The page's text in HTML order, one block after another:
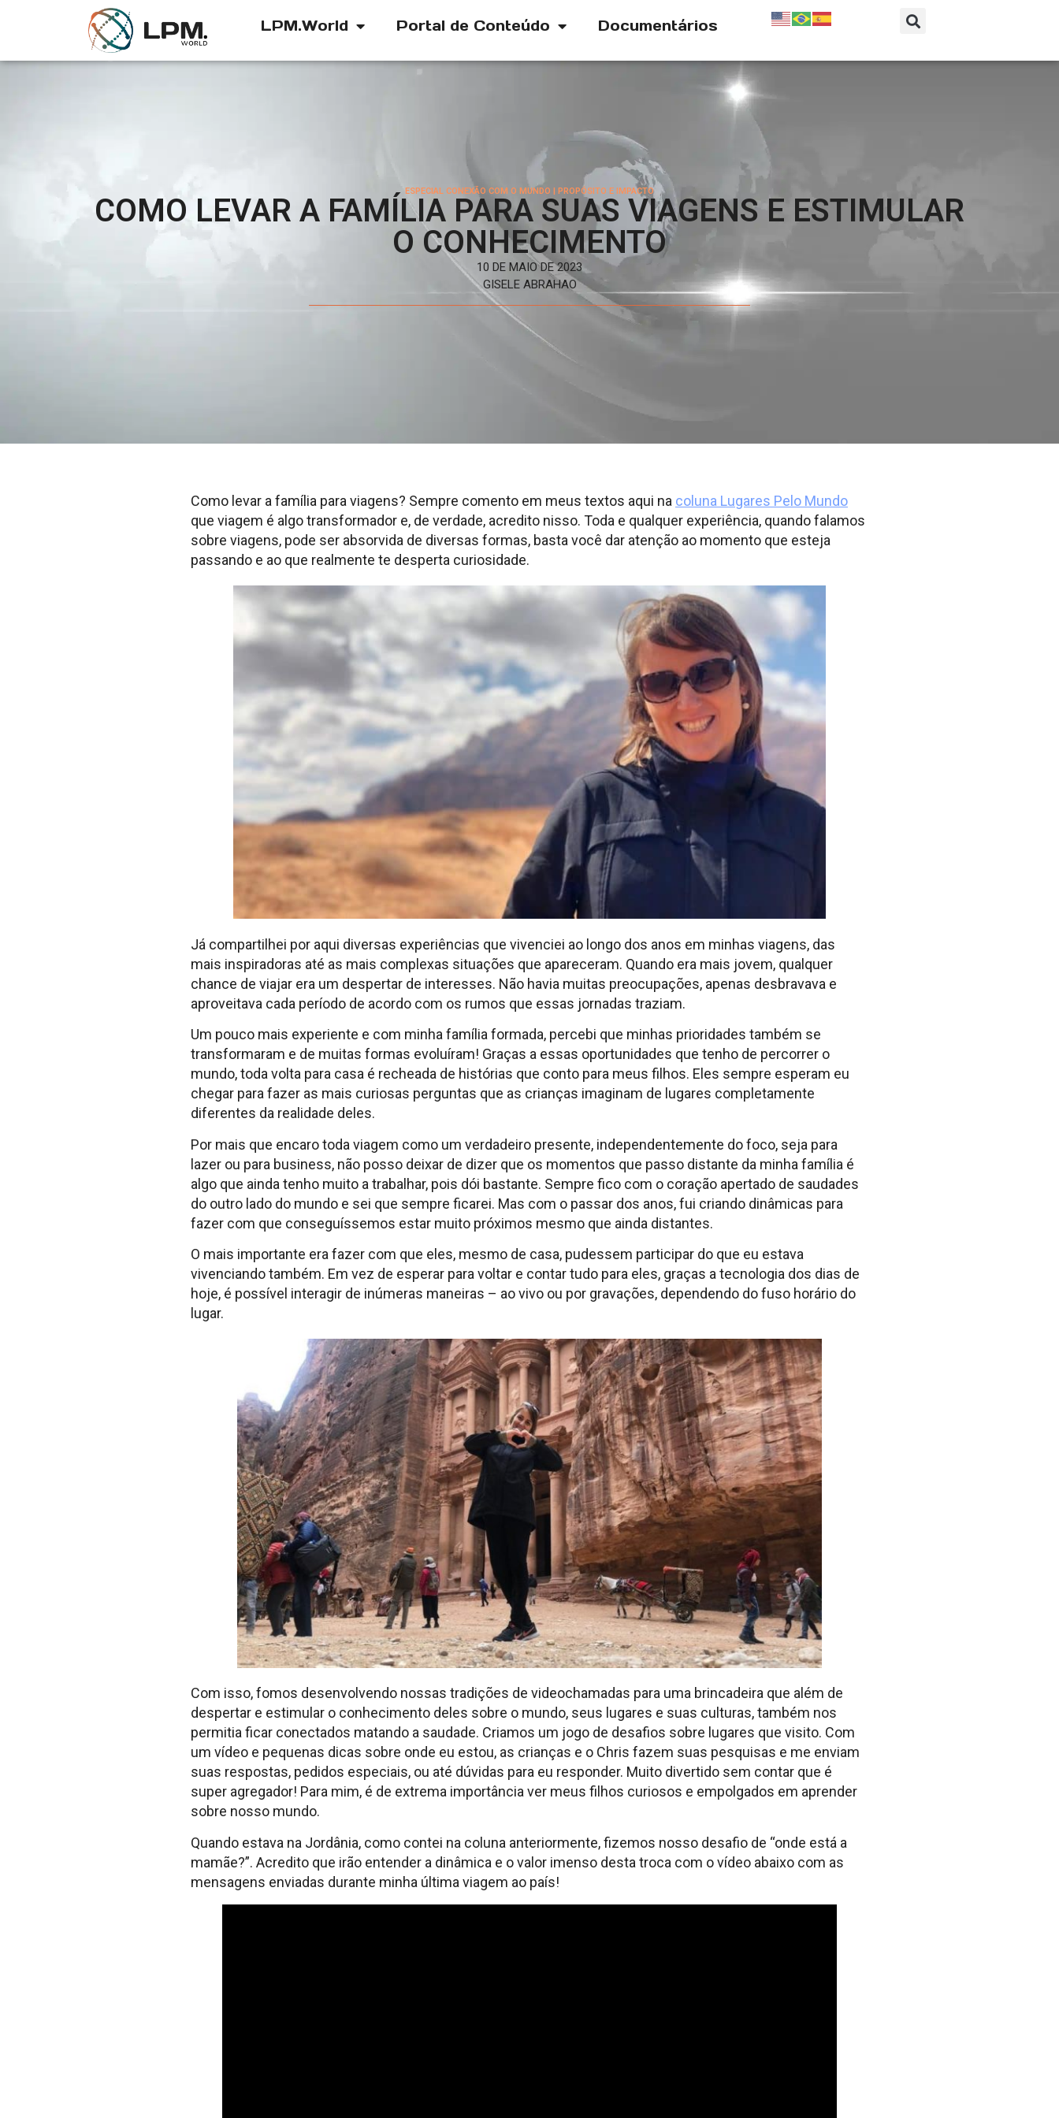
LPM.World Portal de Conteúdo Documentários
ESPECIAL CONEXÃO COM O MUNDO | PROPÓSITO E IMPACTO
COMO LEVAR A FAMÍLIA PARA SUAS VIAGENS E ESTIMULAR
O CONHECIMENTO
10 DE MAIO DE 2023
GISELE ABRAHAO
Como levar a família para viagens? Sempre comento em meus textos aqui na coluna Lugares Pelo Mundo
que viagem é algo transformador e, de verdade, acredito nisso. Toda e qualquer experiência, quando falamos
sobre viagens, pode ser absorvida de diversas formas, basta você dar atenção ao momento que esteja
passando e ao que realmente te desperta curiosidade.
Já compartilhei por aqui diversas experiências que vivenciei ao longo dos anos em minhas viagens, das
mais inspiradoras até as mais complexas situações que apareceram. Quando era mais jovem, qualquer
chance de viajar era um despertar de interesses. Não havia muitas preocupações, apenas desbravava e
aproveitava cada período de acordo com os rumos que essas jornadas traziam.
Um pouco mais experiente e com minha família formada, percebi que minhas prioridades também se
transformaram e de muitas formas evoluíram! Graças a essas oportunidades que tenho de percorrer o
mundo, toda volta para casa é recheada de histórias que conto para meus filhos. Eles sempre esperam eu
chegar para fazer as mais curiosas perguntas que as crianças imaginam de lugares completamente
diferentes da realidade deles.
Por mais que encaro toda viagem como um verdadeiro presente, independentemente do foco, seja para
lazer ou para business, não posso deixar de dizer que os momentos que passo distante da minha família é
algo que ainda tenho muito a trabalhar, pois dói bastante. Sempre fico com o coração apertado de saudades
do outro lado do mundo e sei que sempre ficarei. Mas com o passar dos anos, fui criando dinâmicas para
fazer com que conseguíssemos estar muito próximos mesmo que ainda distantes.
O mais importante era fazer com que eles, mesmo de casa, pudessem participar do que eu estava
vivenciando também. Em vez de esperar para voltar e contar tudo para eles, graças a tecnologia dos dias de
hoje, é possível interagir de inúmeras maneiras – ao vivo ou por gravações, dependendo do fuso horário do
lugar.
Com isso, fomos desenvolvendo nossas tradições de videochamadas para uma brincadeira que além de
despertar e estimular o conhecimento deles sobre o mundo, seus lugares e suas culturas, também nos
permitia ficar conectados matando a saudade. Criamos um jogo de desafios sobre lugares que visito. Com
um vídeo e pequenas dicas sobre onde eu estou, as crianças e o Chris fazem suas pesquisas e me enviam
suas respostas, pedidos especiais, ou até dúvidas para eu responder. Muito divertido sem contar que é
super agregador! Para mim, é de extrema importância ver meus filhos curiosos e empolgados em aprender
sobre nosso mundo.
Quando estava na Jordânia, como contei na coluna anteriormente, fizemos nosso desafio de “onde está a
mamãe?”. Acredito que irão entender a dinâmica e o valor imenso desta troca com o vídeo abaixo com as
mensagens enviadas durante minha última viagem ao país!